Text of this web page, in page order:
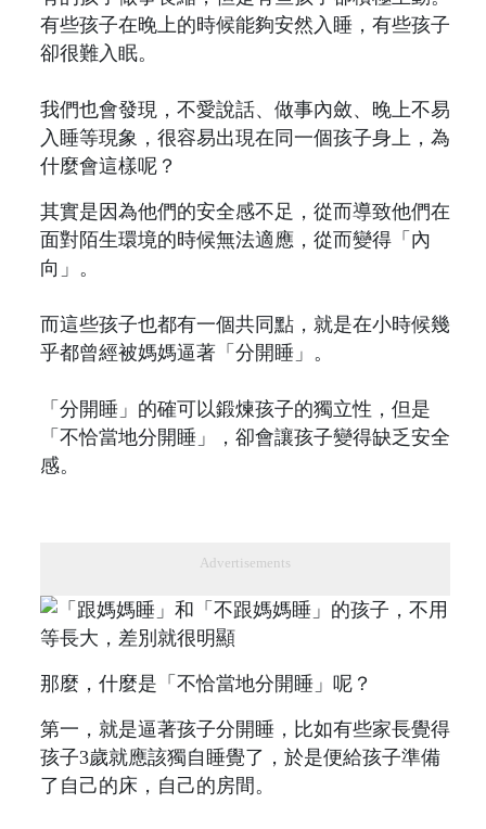
有些孩子在晚上的時候能夠安然入睡，有些孩子
卻很難入眠。
我們也會發現，不愛說話、做事內斂、晚上不易
入睡等現象，很容易出現在同一個孩子身上，為
什麼會這樣呢？
其實是因為他們的安全感不足，從而導致他們在
面對陌生環境的時候無法適應，從而變得「內
向」。
而這些孩子也都有一個共同點，就是在小時候幾
乎都曾經被媽媽逼著「分開睡」。
「分開睡」的確可以鍛煉孩子的獨立性，但是
「不恰當地分開睡」，卻會讓孩子變得缺乏安全
感。
Advertisements
那麼，什麼是「不恰當地分開睡」呢？
第一，就是逼著孩子分開睡，比如有些家長覺得
孩子3歲就應該獨自睡覺了，於是便給孩子準備
了自己的床，自己的房間。